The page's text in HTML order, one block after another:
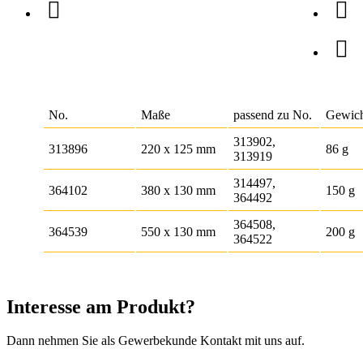
No. Maße passend zu No.
313896 220 x 125 mm
313902,
313919
86 g
364102 380 x 130 mm
314497,
364492
150 g
364539 550 x 130 mm
364508,
364522
200 g
Interesse am Produkt?
Dann nehmen Sie als Gewerbekunde Kontakt mit uns auf.